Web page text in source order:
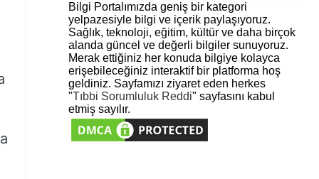
Bilgi Portalımızda geniş bir kategori
yelpazesiyle bilgi ve içerik paylaşıyoruz.
Sağlık, teknoloji, eğitim, kültür ve daha birçok
alanda güncel ve değerli bilgiler sunuyoruz.
Merak ettiğiniz her konuda bilgiye kolayca
erişebileceğiniz interaktif bir platforma hoş
geldiniz. Sayfamızı ziyaret eden herkes
"Tıbbi Sorumluluk Reddi" sayfasını kabul
etmiş sayılır.